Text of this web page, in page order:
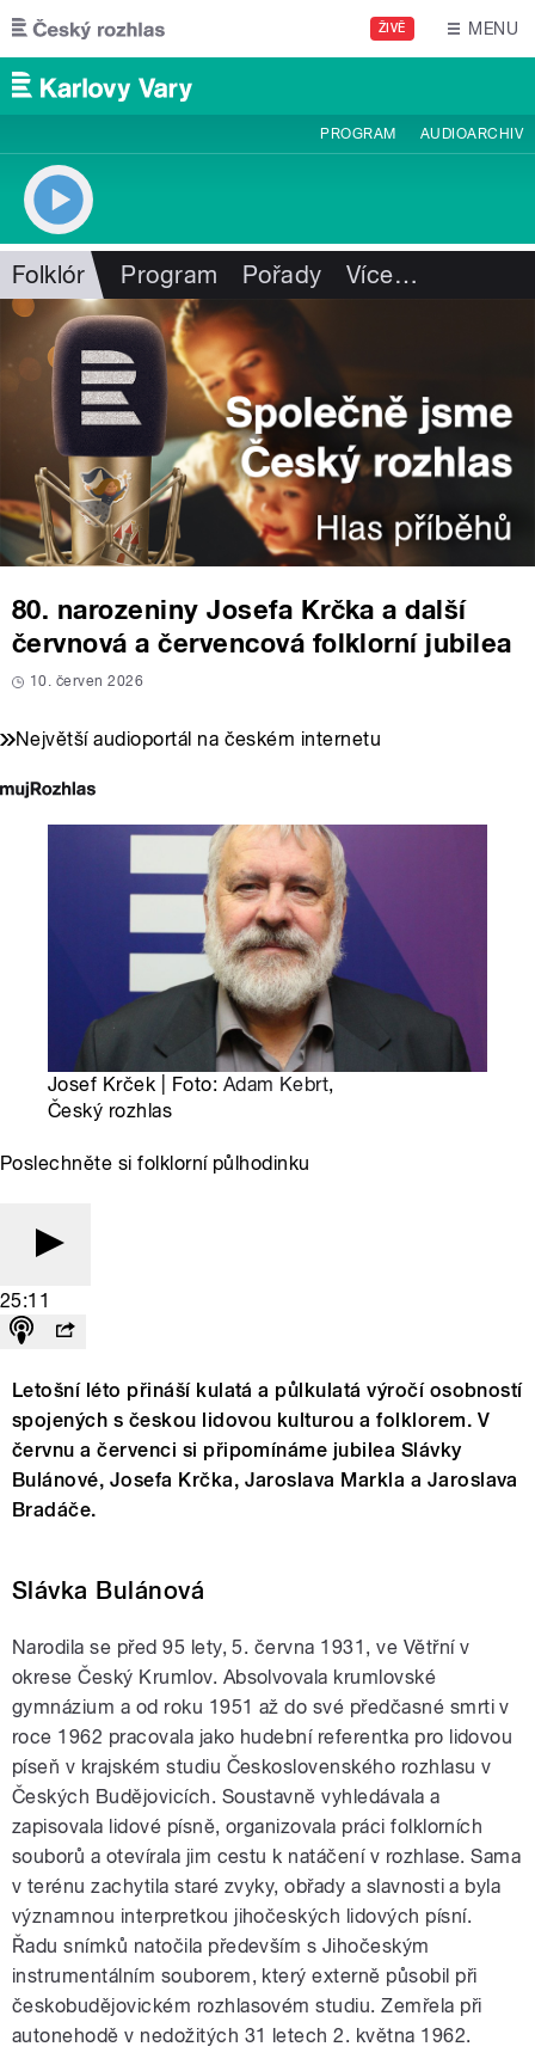
Přejít k hlavnímu obsahu
ŽIVĚ MENU
PROGRAM AUDIOARCHIV
Folklór Program Pořady Více…
80. narozeniny Josefa Krčka a další
červnová a červencová folklorní jubilea
10. červen 2026
Největší audioportál na českém internetu
Josef Krček | Foto: Adam Kebrt,
Český rozhlas
Poslechněte si folklorní půlhodinku
25:11
Letošní léto přináší kulatá a půlkulatá výročí osobností
spojených s českou lidovou kulturou a folklorem. V
červnu a červenci si připomínáme jubilea Slávky
Bulánové, Josefa Krčka, Jaroslava Markla a Jaroslava
Bradáče.
Slávka Bulánová
Narodila se před 95 lety, 5. června 1931, ve Větřní v
okrese Český Krumlov. Absolvovala krumlovské
gymnázium a od roku 1951 až do své předčasné smrti v
roce 1962 pracovala jako hudební referentka pro lidovou
píseň v krajském studiu Československého rozhlasu v
Českých Budějovicích. Soustavně vyhledávala a
zapisovala lidové písně, organizovala práci folklorních
souborů a otevírala jim cestu k natáčení v rozhlase. Sama
v terénu zachytila staré zvyky, obřady a slavnosti a byla
významnou interpretkou jihočeských lidových písní.
Řadu snímků natočila především s Jihočeským
instrumentálním souborem, který externě působil při
českobudějovickém rozhlasovém studiu. Zemřela při
autonehodě v nedožitých 31 letech 2. května 1962.